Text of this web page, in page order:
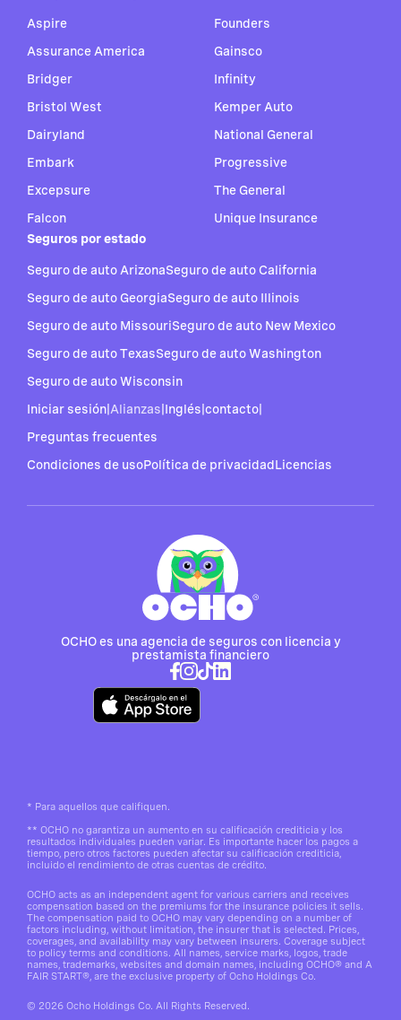
OCHO es una agencia de seguros con licencia y
prestamista financiero
Aspire
Assurance America
Bridger
Bristol West
Dairyland
Embark
Excepsure
Falcon
Founders
Gainsco
Infinity
Kemper Auto
National General
Progressive
The General
Unique Insurance
Seguros por estado
Seguro de auto ArizonaSeguro de auto California
Seguro de auto GeorgiaSeguro de auto Illinois
Seguro de auto MissouriSeguro de auto New Mexico
Seguro de auto TexasSeguro de auto Washington
Seguro de auto Wisconsin
Iniciar sesión Alianzas Inglés contacto
Preguntas frecuentes
Condiciones de usoPolítica de privacidadLicencias
* Para aquellos que califiquen.
** OCHO no garantiza un aumento en su calificación crediticia y los
resultados individuales pueden variar. Es importante hacer los pagos a
tiempo, pero otros factores pueden afectar su calificación crediticia,
incluido el rendimiento de otras cuentas de crédito.
OCHO acts as an independent agent for various carriers and receives
compensation based on the premiums for the insurance policies it sells.
The compensation paid to OCHO may vary depending on a number of
factors including, without limitation, the insurer that is selected. Prices,
coverages, and availability may vary between insurers. Coverage subject
to policy terms and conditions. All names, service marks, logos, trade
names, trademarks, websites and domain names, including OCHO® and A
FAIR START®, are the exclusive property of Ocho Holdings Co.
© 2026 Ocho Holdings Co. All Rights Reserved.